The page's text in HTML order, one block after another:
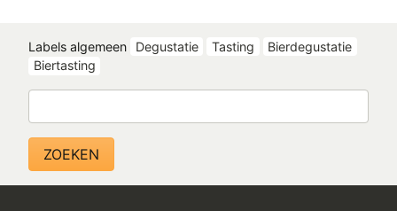
Labels algemeen Degustatie Tasting
Bierdegustatie
Biertasting